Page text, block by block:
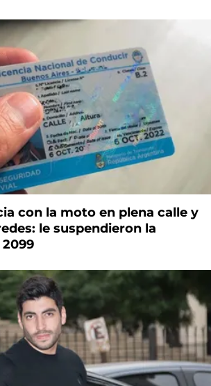
con la moto en plena calle y
le suspendieron la